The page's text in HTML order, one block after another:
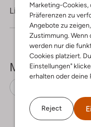
Marketing-Cookies,
Präferenzen zu
Angebote zu
Zustimmung. Wenn
werden nur die
Cookies platziert.
Einstellungen"
erhalten oder deine
Reject
Lieferung & Rückgabe
Mehr sehen